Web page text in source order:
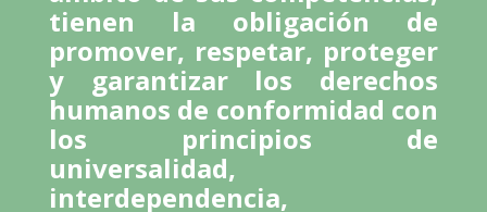
tienen la obligación de
promover, respetar, proteger
y garantizar los derechos
humanos de conformidad con
los principios de
universalidad,
interdependencia,